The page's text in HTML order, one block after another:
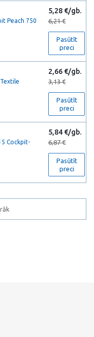
Peach 750
5,28 €/gb.
6,21 €
Pasūtīt
preci
2,66 €/gb.
3,13 €
Pasūtīt
preci
Cockpit-
5,84 €/gb.
6,87 €
Pasūtīt
preci